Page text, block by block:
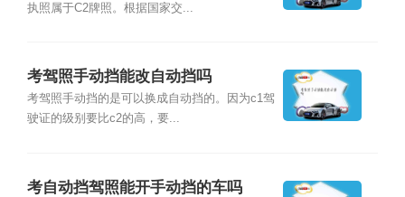
执照属于C2牌照。根据国家交...
考驾照手动挡能改自动挡吗
考驾照手动挡的是可以换成自动挡的。因为c1驾
驶证的级别要比c2的高，要...
考自动挡驾照能开手动挡的车吗